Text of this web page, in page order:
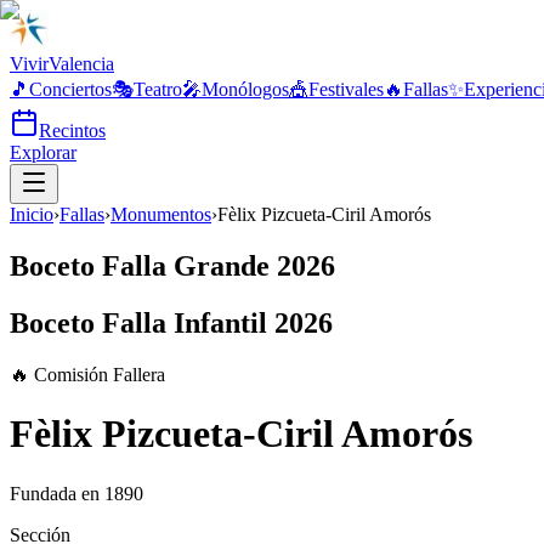
VivirValencia
🎵 Conciertos🎭Teatro🎤Monólogos🎪Festivales🔥Fallas✨
Recintos
Explorar
Inicio›Fallas›Monumentos›Fèlix Pizcueta-Ciril Amorós
Boceto Falla Grande 2026
Boceto Falla Infantil 2026
🔥 Comisión Fallera
Fèlix Pizcueta-Ciril Amorós
Fundada en 1890
Sección